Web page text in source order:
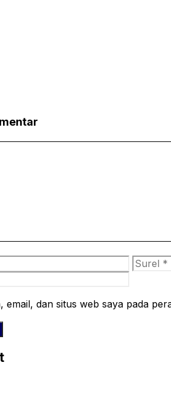
Surel
email, dan situs web saya pada